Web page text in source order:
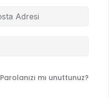
Parolanızı mı unuttunuz?